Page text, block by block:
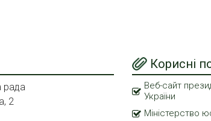
рада
2
Корисні
Веб-сайт
України
Міністерство